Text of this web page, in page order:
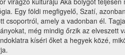
Egy földi megfigyelő, Szatí,
csoportról, amely a vadonban él.
még mindig őrzik az elveszett
kíséri őket a hegyek közé,